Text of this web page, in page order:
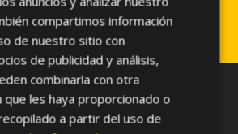
BASIC KERF ENGLISH
compartimos información
de nuestro sitio con
de publicidad y análisis,
combinarla con otra
que les haya proporcionado o
a partir del uso de